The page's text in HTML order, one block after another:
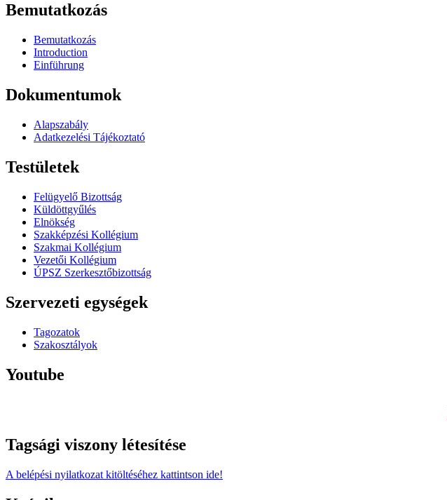
Bemutatkozás
Bemutatkozás
Introduction
Einführung
Dokumentumok
Alapszabály
Adatkezelési Tájékoztató
Testületek
Felügyelő Bizottság
Küldöttgyűlés
Elnökség
Szakképzési Kollégium
Szakmai Kollégium
Vezetői Kollégium
ÚPSZ Szerkesztőbizottság
Szervezeti egységek
Tagozatok
Szakosztályok
Youtube
Tagsági viszony létesítése
A belépési nyilatkozat kitöltéséhez kattintson ide!